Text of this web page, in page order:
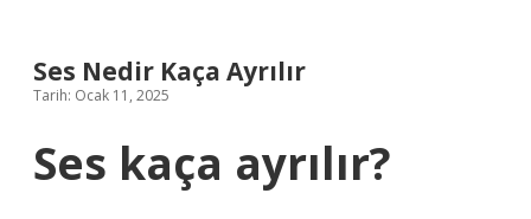
Ses Nedir Kaça Ayrılır
Tarih: Ocak 11, 2025
Ses kaça ayrılır?